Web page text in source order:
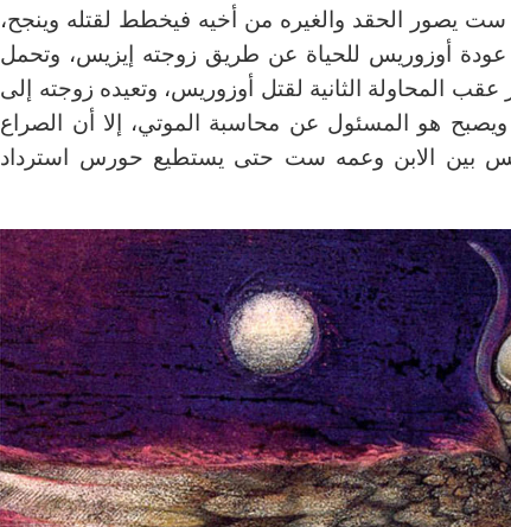
يصور الحقد والغيره من أخيه فيخطط لقتله وينجح،
عودة أوزوريس للحياة عن طريق زوجته إيزيس، وتحمل
عقب المحاولة الثانية لقتل أوزوريس، وتعيده زوجته إلى
ويصبح هو المسئول عن محاسبة الموتي، إلا أن الصراع
بين الابن وعمه ست حتى يستطيع حورس استرداد